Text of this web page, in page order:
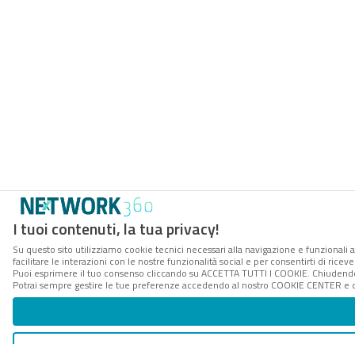
I tuoi contenuti, la tua privacy!
Su questo sito utilizziamo cookie tecnici necessari alla navigazione e
facilitare le interazioni con le nostre funzionalità social e per consentirti di
Puoi esprimere il tuo consenso cliccando su ACCETTA TUTTI I COOKIE.
Potrai sempre gestire le tue preferenze accedendo al nostro COOKIE